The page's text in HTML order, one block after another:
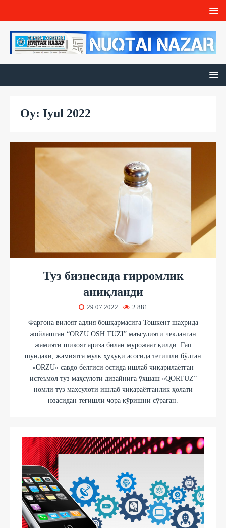
Oy: Iyul 2022
Туз бизнесида ғирромлик
аниқланди
29.07.2022 2 881
Фарғона вилоят адлия бошқармасига Тошкент шаҳрида
жойлашган “ORZU OSH TUZI” маъсулияти чекланган
жамияти шикоят ариза билан мурожаат қилди. Гап
шундаки, жамиятга мулк ҳуқуқи асосида тегишли бўлган
«ORZU» савдо белгиси остида ишлаб чиқарилаётган
истеъмол туз маҳсулоти дизайнига ўхшаш «QORTUZ”
номли туз маҳсулоти ишлаб чиқараётганлик ҳолати
юзасидан тегишли чора кўришни сўраган.